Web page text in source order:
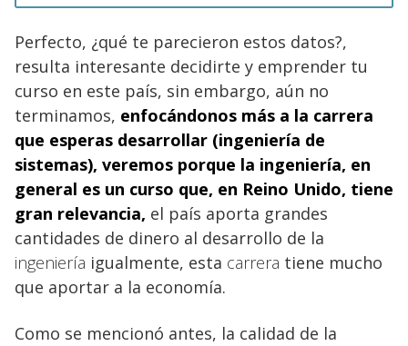
Perfecto, ¿qué te parecieron estos datos?,
resulta interesante decidirte y emprender tu
curso en este país, sin embargo, aún no
terminamos, enfocándonos más a la carrera
que esperas desarrollar (ingeniería de
sistemas), veremos porque la ingeniería, en
general es un curso que, en Reino Unido, tiene
gran relevancia, el país aporta grandes
cantidades de dinero al desarrollo de la
ingeniería igualmente, esta carrera tiene mucho
que aportar a la economía.
Como se mencionó antes, la calidad de la